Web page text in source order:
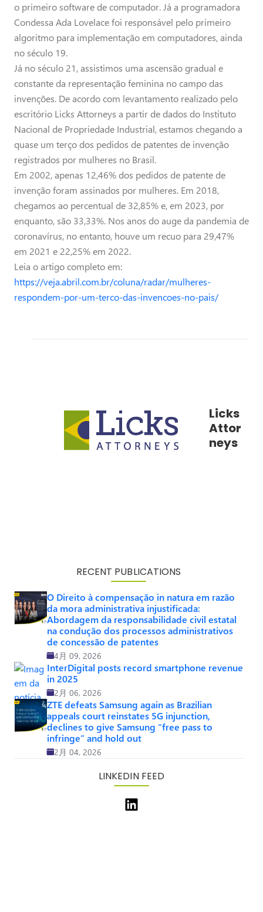
o primeiro software de computador. Já a programadora
Condessa Ada Lovelace foi responsável pelo primeiro
algoritmo para implementação em computadores, ainda
no século 19.
Já no século 21, assistimos uma ascensão gradual e
constante da representação feminina no campo das
invenções. De acordo com levantamento realizado pelo
escritório Licks Attorneys a partir de dados do Instituto
Nacional de Propriedade Industrial, estamos chegando a
quase um terço dos pedidos de patentes de invenção
registrados por mulheres no Brasil.
Em 2002, apenas 12,46% dos pedidos de patente de
invenção foram assinados por mulheres. Em 2018,
chegamos ao percentual de 32,85% e, em 2023, por
enquanto, são 33,33%. Nos anos do auge da pandemia de
coronavírus, no entanto, houve um recuo para 29,47%
em 2021 e 22,25% em 2022.
Leia o artigo completo em:
https://veja.abril.com.br/coluna/radar/mulheres-
respondem-por-um-terco-das-invencoes-no-pais/
Licks
Attor
neys
RECENT PUBLICATIONS
O Direito à compensação in natura em razão
da mora administrativa injustificada:
Abordagem da responsabilidade civil estatal
na condução dos processos administrativos
de concessão de patentes
4月 09, 2026
InterDigital posts record smartphone revenue
in 2025
2月 06, 2026
ZTE defeats Samsung again as Brazilian
appeals court reinstates 5G injunction,
declines to give Samsung “free pass to
infringe” and hold out
2月 04, 2026
LINKEDIN FEED